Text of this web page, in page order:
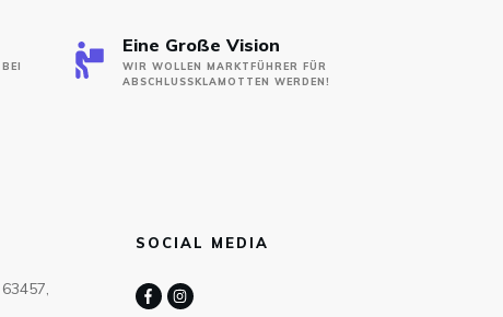
Eine Große Vision
WIR WOLLEN MARKTFÜHRER FÜR
ABSCHLUSSKLAMOTTEN WERDEN!
SOCIAL MEDIA